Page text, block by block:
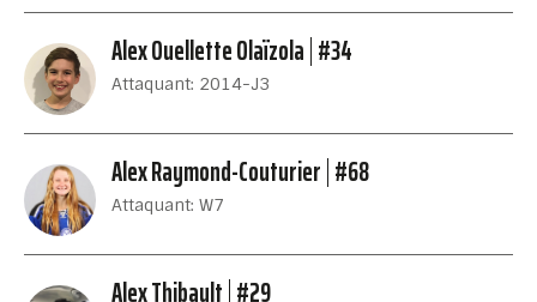
Alex Ouellette Olaïzola #34
Attaquant: 2014-J3
Alex Raymond-Couturier #68
Attaquant: W7
Alex Thibault #29